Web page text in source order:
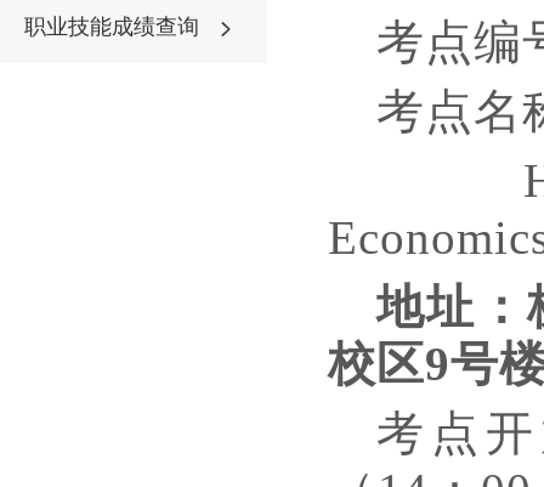
职业技能成绩查询
考点编
考点名
地址：
校区9号
考点